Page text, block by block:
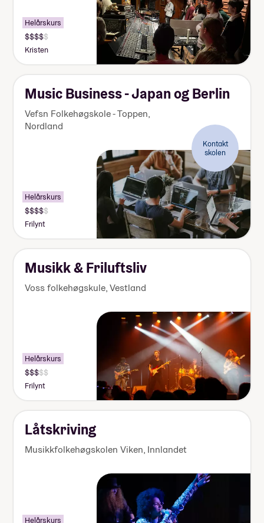
Helårskurs
Pris:
155
170
000
Kristen
Music Business - Japan og Berlin
Vefsn Folkehøgskole - Toppen,
Nordland
Kontakt
skolen
Helårskurs
Pris:
155
170
000
Frilynt
Musikk & Friluftsliv
Voss folkehøgskule,Vestland
Helårskurs
Pris:
140
155
000
kr
Frilynt
Låtskriving
Musikkfolkehøgskolen Viken, Innlandet
Helårskurs